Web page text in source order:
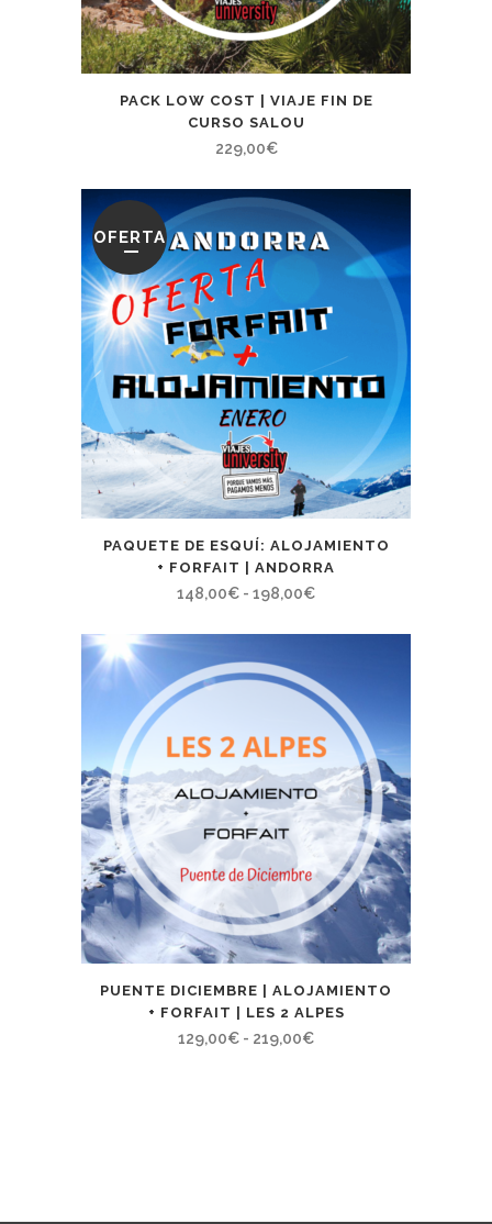
PACK LOW COST | VIAJE FIN DE
CURSO SALOU
229,00€
OFERTA
PAQUETE DE ESQUÍ: ALOJAMIENTO
+ FORFAIT | ANDORRA
148,00€ - 198,00€Rango
desde
148,00€
hasta
198,00€
PUENTE DICIEMBRE | ALOJAMIENTO
+ FORFAIT | LES 2 ALPES
129,00€ - 219,00€Rango